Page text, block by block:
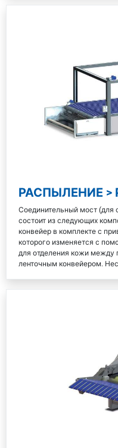
РАСПЫЛЕНИЕ >
Соединительный мост (для
состоит из следующих
конвейер в комплекте с
которого изменяется с
для отделения кожи между
ленточным конвейером.